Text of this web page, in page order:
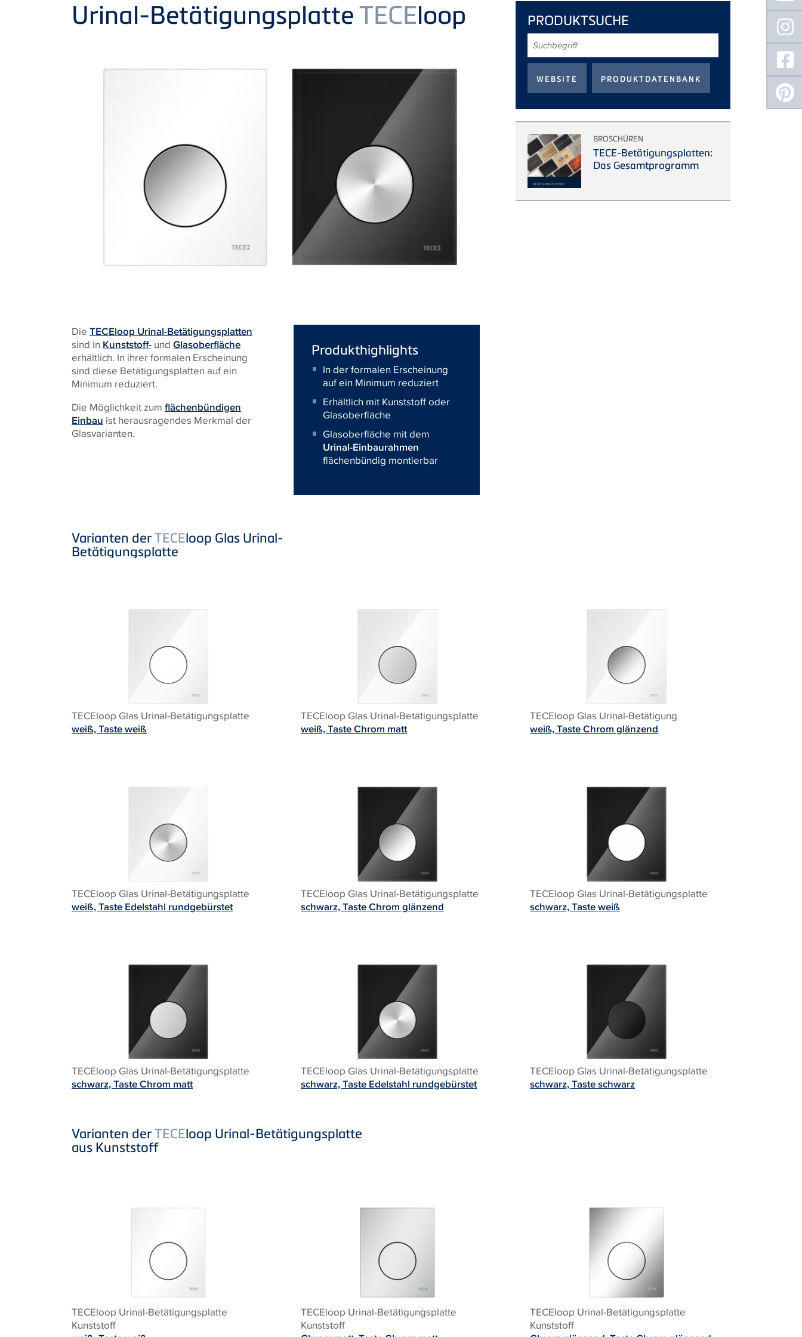
Urinal-BetätigungsplatteTECEloop
Die TECEloop Urinal-Betätigungsplatten
sind in Kunststoff- und Glasoberfläche
erhältlich. In ihrer formalen Erscheinung
sind diese Betätigungsplatten auf ein
Minimum reduziert.
Die Möglichkeit zum flächenbündigen
Einbau ist herausragendes Merkmal der
Glasvarianten.
Produkthighlights
In der formalen Erscheinung
auf ein Minimum reduziert
Erhältlich mit Kunststoff oder
Glasoberfläche
Glasoberfläche mit dem
Urinal-Einbaurahmen
flächenbündig montierbar
PRODUKTSUCHE
BROSCHÜREN
TECE-Betätigungsplatten:
Das Gesamtprogramm
Varianten derTECEloop Glas Urinal-
Betätigungsplatte
TECEloop Glas Urinal-Betätigungsplatte
weiß, Taste weiß
TECEloop Glas Urinal-Betätigungsplatte
weiß, Taste Edelstahl rundgebürstet
TECEloop Glas Urinal-Betätigungsplatte
schwarz, Taste Chrom matt
TECEloop Glas Urinal-Betätigungsplatte
weiß, Taste Chrom matt
TECEloop Glas Urinal-Betätigungsplatte
schwarz, Taste Chrom glänzend
TECEloop Glas Urinal-Betätigungsplatte
schwarz, Taste Edelstahl rundgebürstet
TECEloop Glas Urinal-Betätigung
weiß, Taste Chrom glänzend
TECEloop Glas Urinal-Betätigungsplatte
schwarz, Taste weiß
TECEloop Glas Urinal-Betätigungsplatte
schwarz, Taste schwarz
Varianten derTECEloop Urinal-Betätigungsplatte
aus Kunststoff
TECEloop Urinal-Betätigungsplatte
Kunststoff
TECEloop Urinal-Betätigungsplatte
Kunststoff
TECEloop Urinal-Betätigungsplatte
Kunststoff